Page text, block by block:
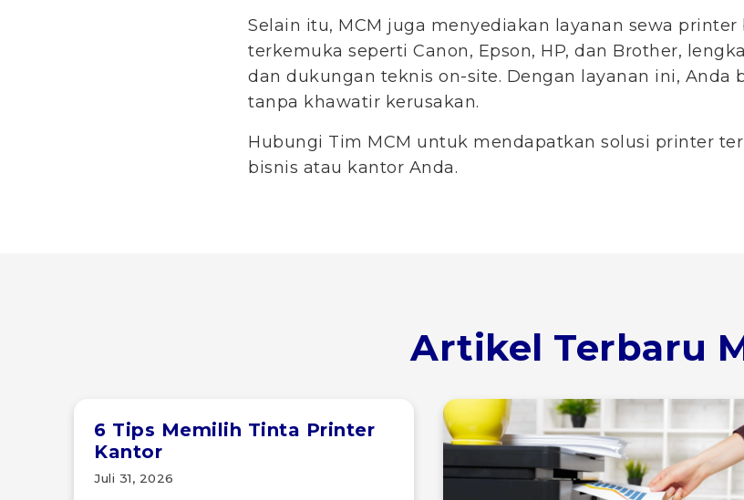
Selain itu, MCM juga menyediakan layanan sewa
terkemuka seperti Canon, Epson, HP, dan Brother,
dan dukungan teknis on-site. Dengan layanan ini, Anda
tanpa khawatir kerusakan.
Hubungi Tim MCM untuk mendapatkan solusi printer
bisnis atau kantor Anda.
Artikel Terbaru
6 Tips Memilih Tinta Printer
Kantor
Juli 31, 2026